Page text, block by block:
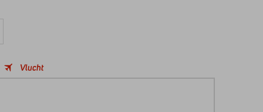
Vlucht